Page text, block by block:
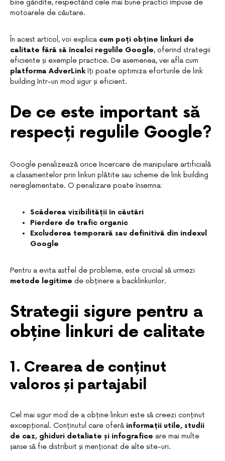
bine gândite, respectând cele mai bune practici impuse de
motoarele de căutare.
În acest articol, voi explica cum poți obține linkuri de
calitate fără să încalci regulile Google, oferind strategii
eficiente și exemple practice. De asemenea, vei afla cum
platforma AdverLinkîți poate optimiza eforturile de link
building într-un mod sigur și eficient.
De ce este important să
respecți regulile Google?
Google penalizează orice încercare de manipulare artificială
a clasamentelor prin linkuri plătite sau scheme de link building
nereglementate. O penalizare poate însemna:
Scăderea vizibilității în căutări
Pierdere de trafic organic
Excluderea temporară sau definitivă din indexul
Google
Pentru a evita astfel de probleme, este crucial să urmezi
metode legitime de obținere a backlinkurilor.
Strategii sigure pentru a
obține linkuri de calitate
1. Crearea de conținut
valoros și partajabil
Cel mai sigur mod de a obține linkuri este să creezi conținut
excepțional. Conținutul care oferă informații utile, studii
de caz, ghiduri detaliate și infografice are mai multe
șanse să fie distribuit și menționat de alte site-uri.